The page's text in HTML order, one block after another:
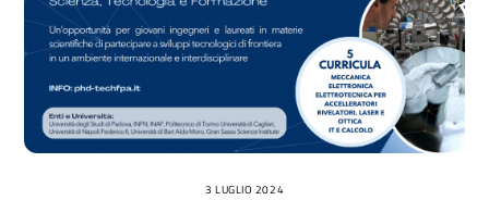
3 LUGLIO 2024